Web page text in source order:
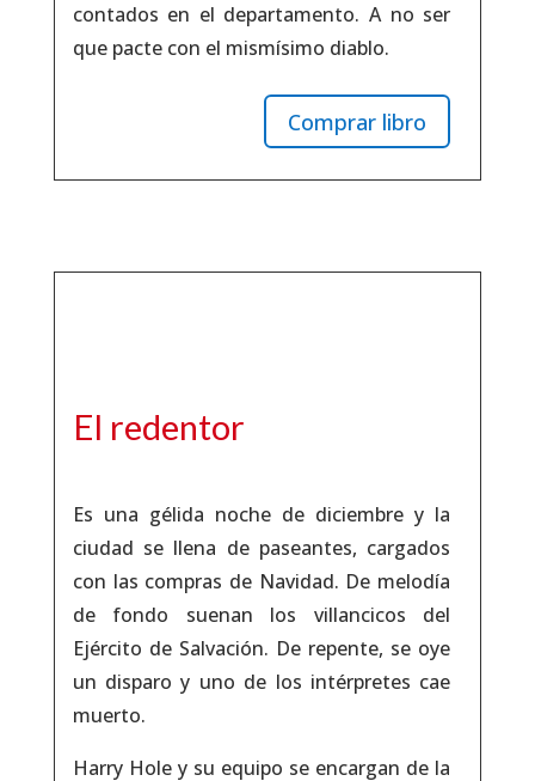
contados en el departamento. A no ser
que pacte con el mismísimo diablo.
Comprar libro
El redentor
Es una gélida noche de diciembre y la
ciudad se llena de paseantes, cargados
con las compras de Navidad. De melodía
de fondo suenan los villancicos del
Ejército de Salvación. De repente, se oye
un disparo y uno de los intérpretes cae
muerto.
Harry Hole y su equipo se encargan de la